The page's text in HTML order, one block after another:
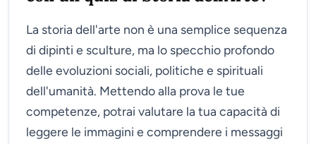
La storia dell'arte non è una semplice sequenza
di dipinti e sculture, ma lo specchio profondo
delle evoluzioni sociali, politiche e spirituali
dell'umanità. Mettendo alla prova le tue
competenze, potrai valutare la tua capacità di
leggere le immagini e comprendere i messaggi